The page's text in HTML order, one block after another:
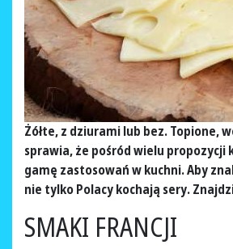
Żółte, z dziurami lub bez. Topione,
sprawia, że pośród wielu propozycji
gamę zastosowań w kuchni. Aby
nie tylko Polacy kochają sery.
SMAKI FRANCJI